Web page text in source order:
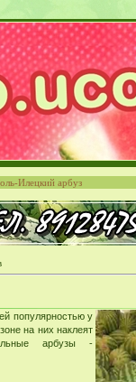
Илецкий арбуз
популярностью у
на них наклеят
арбузы -